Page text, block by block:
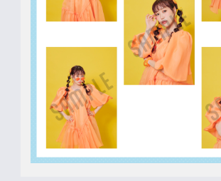
Playlist
Vlogssun
あとがき
Live Streaming